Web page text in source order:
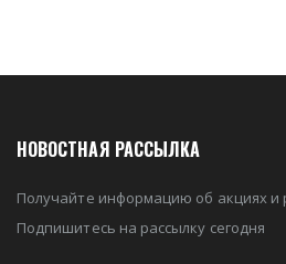
НОВОСТНАЯ РАССЫЛКА
Получайте информацию об акциях и
Подпишитесь на рассылку сегодня